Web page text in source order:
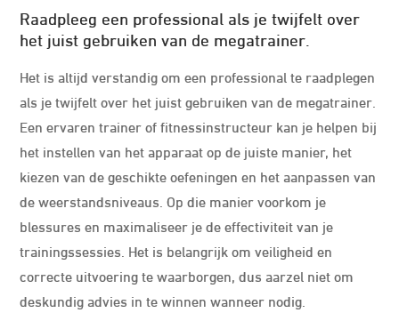
Raadpleeg een professional als je twijfelt over
het juist gebruiken van de megatrainer.
Het is altijd verstandig om een professional te raadplegen
als je twijfelt over het juist gebruiken van de megatrainer.
Een ervaren trainer of fitnessinstructeur kan je helpen bij
het instellen van het apparaat op de juiste manier, het
kiezen van de geschikte oefeningen en het aanpassen van
de weerstandsniveaus. Op die manier voorkom je
blessures en maximaliseer je de effectiviteit van je
trainingssessies. Het is belangrijk om veiligheid en
correcte uitvoering te waarborgen, dus aarzel niet om
deskundig advies in te winnen wanneer nodig.